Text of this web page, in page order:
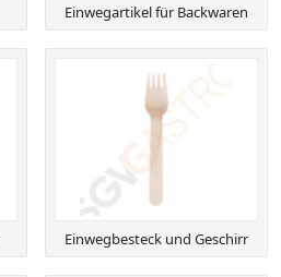
Einwegartikel für Backwaren
Einwegbesteck und Geschirr